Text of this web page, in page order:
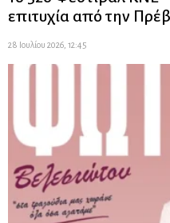
επιτυχία από την
28 Ιουλίου 2026, 12:45